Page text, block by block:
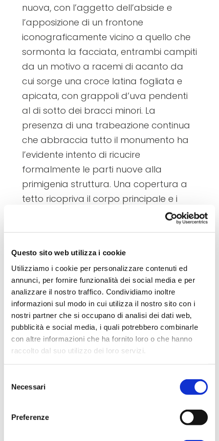
Questo sito web utilizza i cookie
Utilizziamo i cookie per personalizzare contenuti ed
annunci, per fornire funzionalità dei social media e per
analizzare il nostro traffico. Condividiamo inoltre
informazioni sul modo in cui utilizza il nostro sito con i
nostri partner che si occupano di analisi dei dati web,
pubblicità e social media, i quali potrebbero combinarle
con altre informazioni che ha fornito loro o che hanno
raccolto dal suo utilizzo dei loro servizi.
l'informativa sulla
Cookie Policy
delNecessari
Preferenze
nuova, con l’aggetto dell’abside e
l’apposizione di un frontone
iconograficamente vicino a quello che
sormonta la facciata, entrambi campiti
da un motivo a racemi di acanto da
cui sorge una croce latina fogliata e
apicata, con grappoli d’uva pendenti
al di sotto dei bracci minori. La
presenza di una trabeazione continua
che abbraccia tutto il monumento ha
l’evidente intento di ricucire
formalmente le parti nuove alla
primigenia struttura. Una copertura a
tetto ricopriva il corpo principale e i
utilizzati sono di reimpiego, così come
muraria, nella pavimentazione, nelle
cornici, nella decorazione
architettonica della cella,
principalmente nell’edicola marmorea.
I quattro frontoni che sormontavano
rispettivamente i due ingressi (ora
perduti), la facciata e il retro (ancora in
comune, che prevedeva la
rappresentato da girali di acanto.